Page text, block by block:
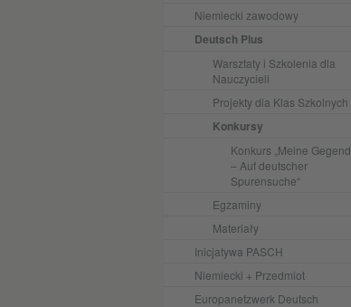
Niemiecki zawodowy
Deutsch Plus
Warsztaty i Szkolenia dla
Nauczycieli
Projekty dla Klas Szkolnych
Konkursy
Konkurs „Meine Gegend
– Auf deutscher
Spurensuche“
Egzaminy
Materiały
Inicjatywa PASCH
Niemiecki + Przedmiot
Europanetzwerk Deutsch